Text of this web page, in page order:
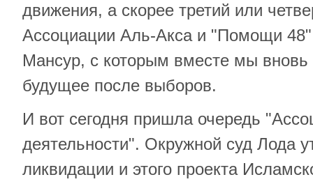
движения, а скорее третий или
Ассоциации Аль-Акса и "Помощи 48"
Мансур, с которым вместе мы вновь
будущее после выборов.
И вот сегодня пришла очередь
деятельности". Окружной суд Лода
ликвидации и этого проекта